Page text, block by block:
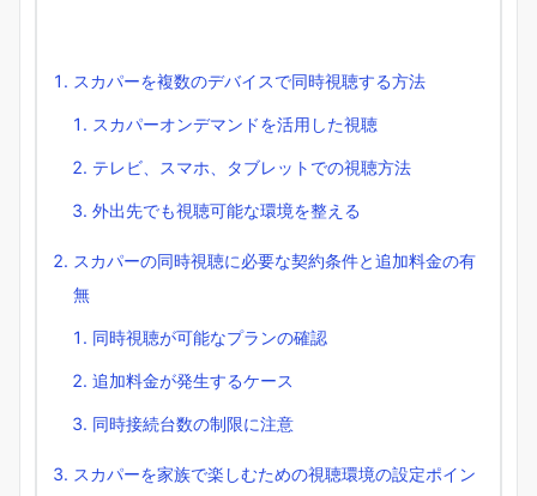
スカパーを複数のデバイスで同時視聴する方法
スカパーオンデマンドを活用した視聴
テレビ、スマホ、タブレットでの視聴方法
外出先でも視聴可能な環境を整える
スカパーの同時視聴に必要な契約条件と追加料金の有
無
同時視聴が可能なプランの確認
追加料金が発生するケース
同時接続台数の制限に注意
スカパーを家族で楽しむための視聴環境の設定ポイン